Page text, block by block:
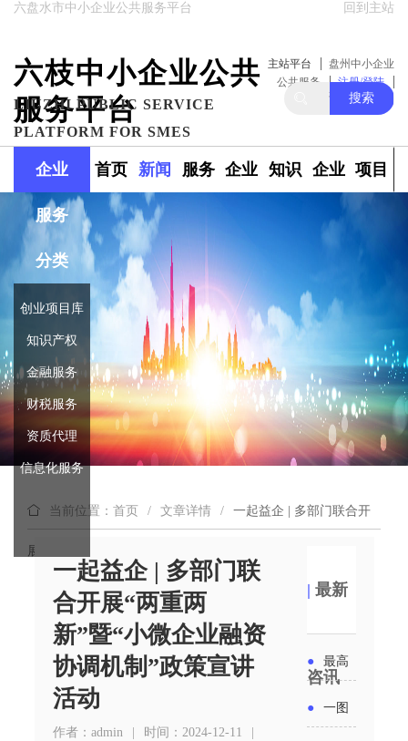
回到主站
六盘水市中小企业公共服务平台
六枝中小企业公共
服务平台
LIUZHI PUBLIC SERVICE
PLATFORM FOR SMES
主站平台
盘州中小企业
公共服务
注册/登陆
关注我们
搜索
企业
服务
分类
创业项目库
知识产权
金融服务
财税服务
资质代理
信息化服务
首页 新闻
政策
服务 企业 知识 企业
库
项目
当前位置：首页 / 文章详情 / 一起益企 | 多部门联合开
展“两重两新”暨“小微企业融资协调机制”政策宣讲活动
一起益企 | 多部门联
合开展“两重两
新”暨“小微企业融资
协调机制”政策宣讲
活动
作者：admin | 时间：2024-12-11
|
|最新
咨讯
● 最高
● 一图